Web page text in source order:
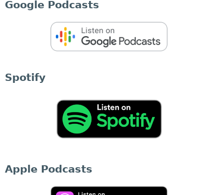
Google Podcasts
Spotify
Apple Podcasts